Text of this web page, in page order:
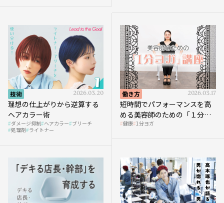
技術 2026.03.20
理想の仕上がりから逆算する
ヘアカラー術
ダメージ抑制 ヘアカラー ブリーチ
処理剤 ライトナー
働き方 2026.03.17
短時間でパフォーマンスを高
める美容師のための「１分ヨ
ガ」講座｜実践編
健康 1分ヨガ